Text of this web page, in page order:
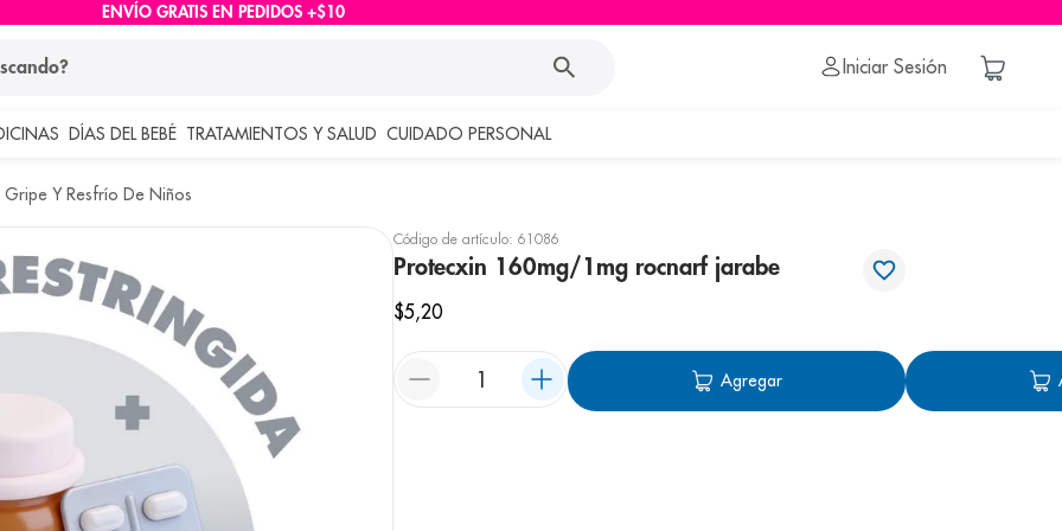
ENVÍO GRATIS EN PEDIDOS +$10
Iniciar Sesión
DÍAS DEL BEBÉ TRATAMIENTOS Y SALUD CUIDADO PERSONAL
Gripe Y Resfrío De Niños
Código de artículo: 61086
Protecxin 160mg/1mg rocnarf jarabe
$5,20
Agregar
buscados